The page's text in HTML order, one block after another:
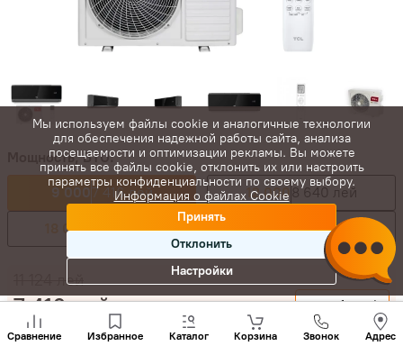
Мощность, BTU:
9 000 7 416 лей 12 000 8 640 лей
18 00015 437 лей 24 00019 224 лей
лей
7 416лей - +
Купить сейчас
Сравнение Избранное Каталог Корзина Звонок Адрес
нам
+(373)
Мы используем файлы cookie и аналогичные технологии
для обеспечения надежной работы сайта, анализа
посещаемости и оптимизации рекламы. Вы можете
принять все файлы cookie, отклонить их или настроить
параметры конфиденциальности по своему выбору.
Информация о файлах Cookie
Принять
Отклонить
Настройки